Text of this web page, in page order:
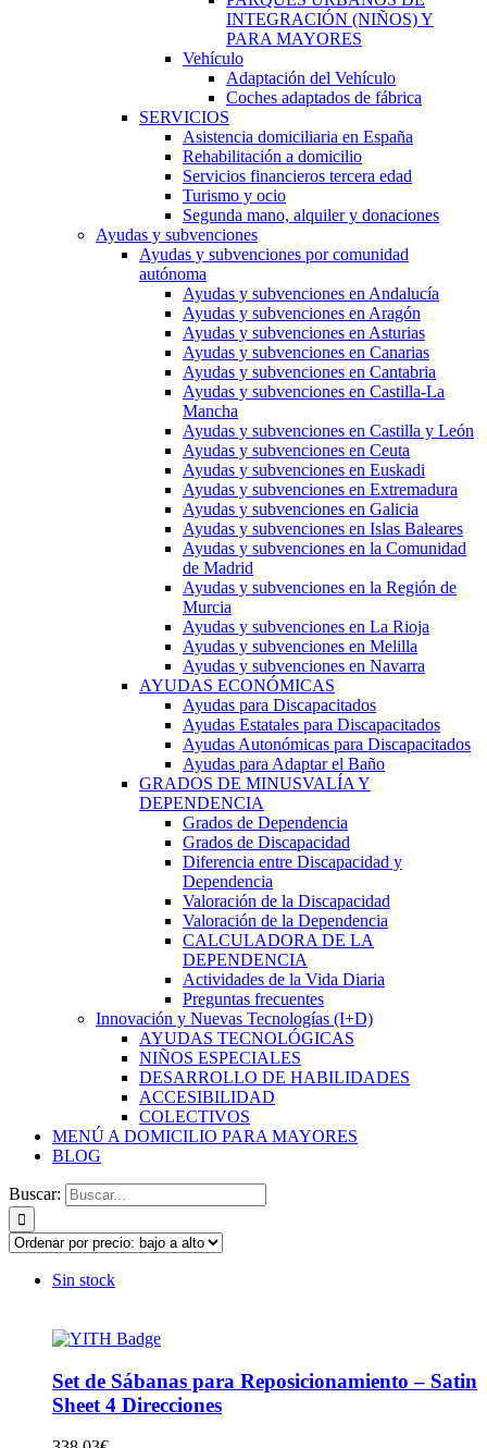
INTEGRACIÓN (NIÑOS) Y
PARA MAYORES
Vehículo
Adaptación del Vehículo
Coches adaptados de fábrica
SERVICIOS
Asistencia domiciliaria en España
Rehabilitación a domicilio
Servicios financieros tercera edad
Turismo y ocio
Segunda mano, alquiler y donaciones
Ayudas y subvenciones
Ayudas y subvenciones por comunidad
autónoma
Ayudas y subvenciones en Andalucía
Ayudas y subvenciones en Aragón
Ayudas y subvenciones en Asturias
Ayudas y subvenciones en Canarias
Ayudas y subvenciones en Cantabria
Ayudas y subvenciones en Castilla-La
Mancha
Ayudas y subvenciones en Castilla y León
Ayudas y subvenciones en Ceuta
Ayudas y subvenciones en Euskadi
Ayudas y subvenciones en Extremadura
Ayudas y subvenciones en Galicia
Ayudas y subvenciones en Islas Baleares
Ayudas y subvenciones en la Comunidad
de Madrid
Ayudas y subvenciones en la Región de
Murcia
Ayudas y subvenciones en La Rioja
Ayudas y subvenciones en Melilla
Ayudas y subvenciones en Navarra
AYUDAS ECONÓMICAS
Ayudas para Discapacitados
Ayudas Estatales para Discapacitados
Ayudas Autonómicas para Discapacitados
Ayudas para Adaptar el Baño
GRADOS DE MINUSVALÍA Y
DEPENDENCIA
Grados de Dependencia
Grados de Discapacidad
Diferencia entre Discapacidad y
Dependencia
Valoración de la Discapacidad
Valoración de la Dependencia
CALCULADORA DE LA
DEPENDENCIA
Actividades de la Vida Diaria
Preguntas frecuentes
Innovación y Nuevas Tecnologías (I+D)
AYUDAS TECNOLÓGICAS
NIÑOS ESPECIALES
DESARROLLO DE HABILIDADES
ACCESIBILIDAD
COLECTIVOS
MENÚ A DOMICILIO PARA MAYORES
BLOG
Buscar:
Sin stock
Set de Sábanas para Reposicionamiento – Satin
Sheet 4 Direcciones